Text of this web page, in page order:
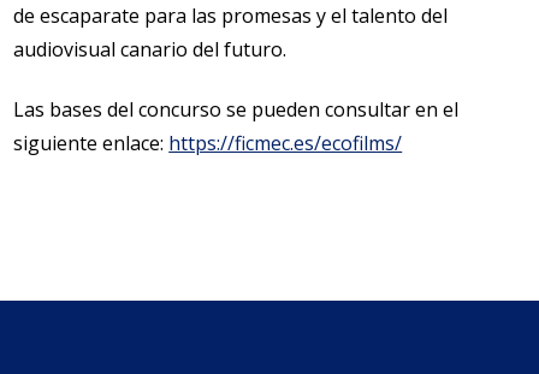
de escaparate para las promesas y el talento del
audiovisual canario del futuro.
Las bases del concurso se pueden consultar en el
siguiente enlace: https://ficmec.es/ecofilms/